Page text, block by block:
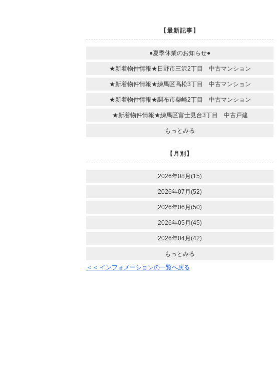
【最新記事】
●夏季休業のお知らせ●
★新着物件情報★日野市三沢2丁目 中古マンション
★新着物件情報★練馬区高松3丁目 中古マンション
★新着物件情報★調布市柴崎2丁目 中古マンション
★新着物件情報★練馬区富士見台3丁目 中古戸建
もっとみる
【月別】
2026年08月(15)
2026年07月(52)
2026年06月(50)
2026年05月(45)
2026年04月(42)
もっとみる
＜＜ インフォメーションの一覧へ戻る